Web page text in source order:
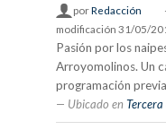
porRedacción
modificación 31/05/
Pasión por los
Arroyomolinos. Un
programación
Ubicado en Tercera